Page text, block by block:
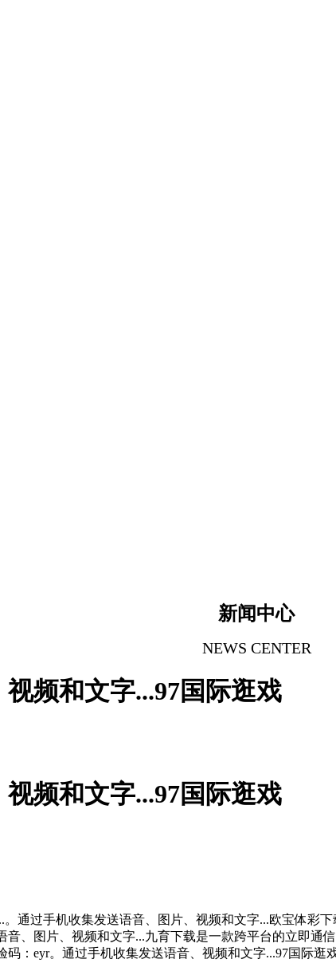
新闻中心
NEWS CENTER
频和文字...97国际逛戏
频和文字...97国际逛戏
过手机收集发送语音、图片、视频和文字...欧宝体彩
、图片、视频和文字...九育下载是一款跨平台的立即通
：eyr。通过手机收集发送语音、视频和文字...97国际